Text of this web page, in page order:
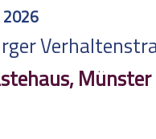
2026
Münster